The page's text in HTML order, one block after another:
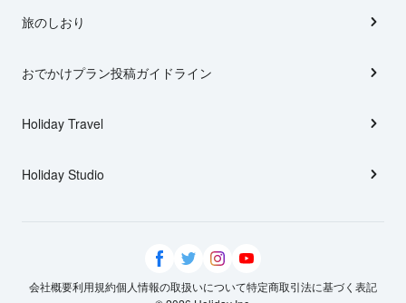
旅のしおり
おでかけプラン投稿ガイドライン
Holiday Travel
Holiday Studio
会社概要利用規約個人情報の取扱いについて特定商取引法に基づく表記